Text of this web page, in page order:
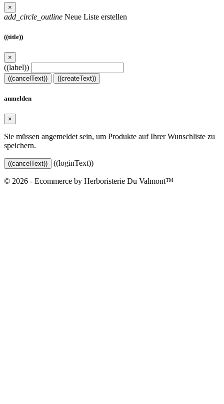
×
add_circle_outline Neue Liste erstellen
((title))
×
((label))
((cancelText)) ((createText))
anmelden
×
Sie müssen angemeldet sein, um Produkte auf Ihrer Wunschliste zu
speichern.
((cancelText)) ((loginText))
© 2026 - Ecommerce by Herboristerie Du Valmont™